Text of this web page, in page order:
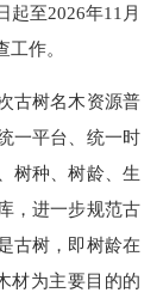
起至2026年11月
作。
古树名木资源普
一平台、统一时
树种、树龄、生
，进一步规范古
古树，即树龄在
材为主要目的的